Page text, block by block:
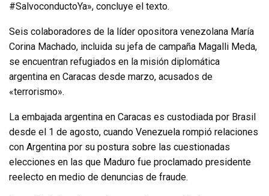
#SalvoconductoYa», concluye el texto.
Seis colaboradores de la líder opositora venezolana María
Corina Machado, incluida su jefa de campaña Magalli Meda,
se encuentran refugiados en la misión diplomática
argentina en Caracas desde marzo, acusados de
«terrorismo».
La embajada argentina en Caracas es custodiada por Brasil
desde el 1 de agosto, cuando Venezuela rompió relaciones
con Argentina por su postura sobre las cuestionadas
elecciones en las que Maduro fue proclamado presidente
reelecto en medio de denuncias de fraude.